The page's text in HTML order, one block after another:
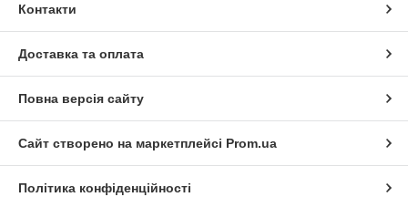
Контакти
Доставка та оплата
Повна версія сайту
Сайт створено на маркетплейсі Prom.ua
Політика конфіденційності